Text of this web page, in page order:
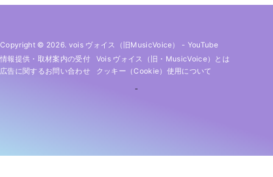
Copyright © 2026. vois ヴォイス（旧MusicVoice） - YouTube
情報提供・取材案内の受付
Vois ヴォイス（旧・MusicVoice）とは
広告に関するお問い合わせ
クッキー（cookie）使用について
-